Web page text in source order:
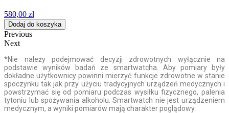
580,00 zł
Dodaj do koszyka
Previous
Next
*Nie należy podejmować decyzji zdrowotnych wyłącznie na
podstawie wyników badań ze smartwatcha. Aby pomiary były
dokładne użytkownicy powinni mierzyć funkcje zdrowotne w stanie
spoczynku tak jak przy użyciu tradycyjnych urządzeń medycznych i
powstrzymać się od pomiaru podczas wysiłku fizycznego, palenia
tytoniu lub spożywania alkoholu. Smartwatch nie jest urządzeniem
medycznym, a wyniki pomiarów mają charakter poglądowy.